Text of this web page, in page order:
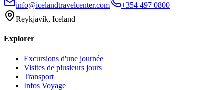
info@icelandtravelcenter.com
+354 497 0800
Reykjavík, Iceland
Explorer
Excursions d'une journée
Visites de plusieurs jours
Transport
Infos Voyage